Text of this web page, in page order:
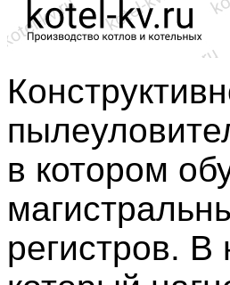
в котором
регистров. В